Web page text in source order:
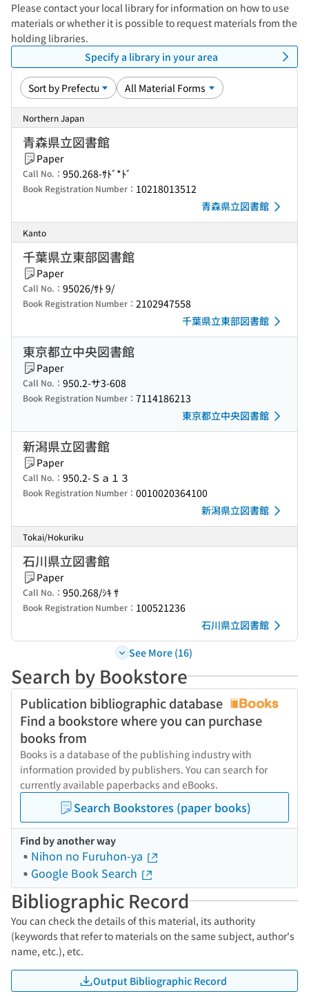
Please contact your local library for information on how to use
materials or whether it is possible to request materials from the
holding libraries.
Specify a library in your area
Northern Japan
青森県立図書館
Paper
Call No.： 950.268-ｻﾄﾞ*ﾄﾞ
Book Registration Number： 10218013512
青森県立図書館
Kanto
千葉県立東部図書館
Paper
Call No.： 95026/ｻﾄ 9/
Book Registration Number： 2102947558
千葉県立東部図書館
東京都立中央図書館
Paper
Call No.： 950.2-サ3-608
Book Registration Number： 7114186213
東京都立中央図書館
新潟県立図書館
Paper
Call No.： 950.2-Ｓａ１３
Book Registration Number： 0010020364100
新潟県立図書館
Tokai/Hokuriku
石川県立図書館
Paper
Call No.： 950.268/ｼｷ ｻ
Book Registration Number： 100521236
石川県立図書館
See More (16)
Search by Bookstore
Publication bibliographic database
Find a bookstore where you can purchase
books from
Books is a database of the publishing industry with
information provided by publishers. You can search for
currently available paperbacks and eBooks.
Search Bookstores (paper books)
Find by another way
Nihon no Furuhon-ya
Google Book Search
Bibliographic Record
You can check the details of this material, its authority
(keywords that refer to materials on the same subject, author's
name, etc.), etc.
Output Bibliographic Record